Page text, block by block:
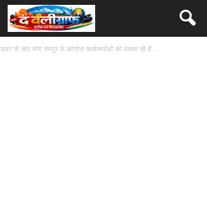
बाहर से आए लोग रामपुर के कांग्रेस कार्यकर्ताओं को धमका रहे हैं...